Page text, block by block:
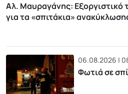
Αλ. Μαυραγάνης: Εξοργιστικό
για τα «σπιτάκια»
06.08.2026 |
Φωτιά σε